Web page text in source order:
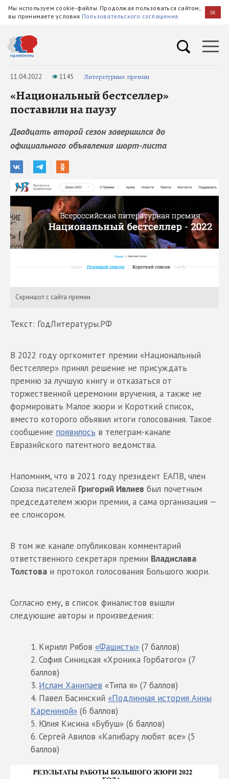
Мы используем cookie-файлы. Продолжая пользоваться сайтом,
вы принимаете условия Пользовательского соглашения OK
11.04.2022 1145 Литературные премии
«Национальный бестселлер»
поставили на паузу
Двадцать второй сезон завершился до
официального объявления шорт-листа
Скриншот с сайта премии
Текст: ГодЛитературы.РФ
В 2022 году оргкомитет премии «Национальный
бестселлер» принял решение не присуждать
премию за лучшую книгу и отказаться от
торжественной церемонии вручения, а также не
формировать Малое жюри и Короткий список,
вместо которого объявил итоги голосования. Такое
сообщение появилось в телеграм-канале
Евразийского патентного ведомства.
Напомним, что в 2021 году президент ЕАПВ, член
Союза писателей Григорий Ивлиев был почетным
председателем жюри премии, а сама организация —
ее спонсором.
В том же канале опубликован комментарий
ответственного секретаря премии Владислава
Толстова и протокол голосования Большого жюри.
Согласно ему, в список финалистов вышли
следующие авторы и произведения:
Кирилл Рябов «Фашисты» (7 баллов)
София Синицкая «Хроника Горбатого» (7
баллов)
Ислам Ханипаев «Типа я» (7 баллов)
Павел Басинский «Подлинная история Анны
Карениной» (6 баллов)
Юлия Кисина «Бубуш» (6 баллов)
Сергей Авилов «Капибару любят все» (5
баллов)